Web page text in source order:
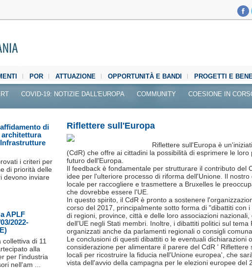
POR ATTUAZIONE OPPORTUNITÀ E BANDI PROGETTI E
COVID-19: NOTIZIE DALL'EUROPA COMMUNITY COESIONE IN
Riflettere sull'Europa
Riflettere sull'Europa è
(CdR) che offre ai cittadini la possibilità di esprimere le
futuro dell'Europa.
Il feedback è fondamentale per strutturare il contributo del
idee per l'ulteriore processo di riforma dell'Unione. Il
locale per raccogliere e trasmettere a Bruxelles le
che dovrebbe essere l'UE.
In questo spirito, il CdR è pronto a sostenere
corso del 2017, principalmente sotto forma di "dibattiti con
di regioni, province, città e delle loro associazioni
dell'UE negli Stati membri. Inoltre, i dibattiti politici sul
organizzati anche da parlamenti regionali o consigli
Le conclusioni di questi dibattiti o le eventuali dichiarazioni
considerazione per alimentare il parere del CdR '
locali per ricostruire la fiducia nell'Unione europea', che
vista dell'avvio della campagna per le elezioni europee del
di
architettura
i criteri per
di priorità delle
devono inviare
APLF
2022-
collettiva di 11
alla
per l'industria
nell'am ...